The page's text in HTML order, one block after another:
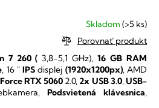
Skladom(>5 ks)
Porovnať produkt
7 260 ( 3,8-5,1 GHz),16 GB RAM
, 16 "IPS displej (1920x1200px),AMD
RTX 5060 2.0, 2x USB 3.0,USB-
Podsvietená klávesnica,